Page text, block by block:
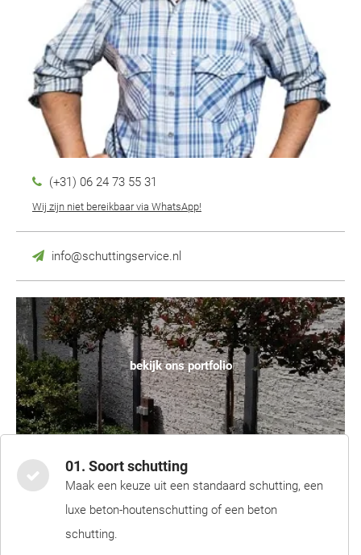
(+31) 06 24 73 55 31
Wij zijn niet bereikbaar via WhatsApp!
info@schuttingservice.nl
bekijk ons portfolio
01. Soort schutting
Maak een keuze uit een standaard schutting, een
luxe beton-houtenschutting of een beton
schutting.